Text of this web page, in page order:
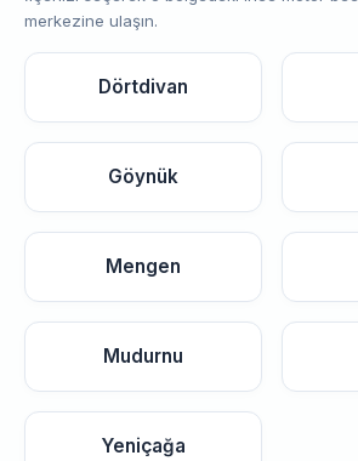
merkezine ulaşın.
Dörtdivan
Göynük
Mengen
Mudurnu
Yeniçağa